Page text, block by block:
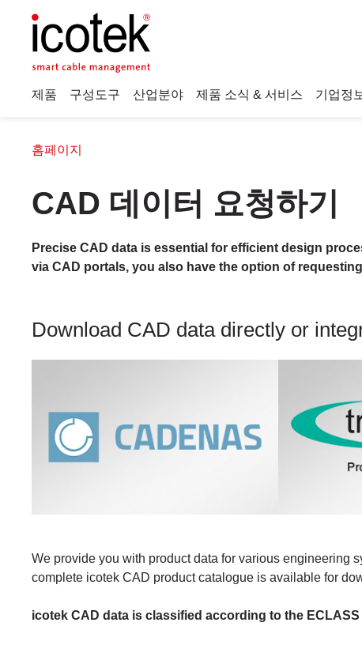
제품 구성도구 산업분야 제품 소식 & 서비스 기업정
홈페이지
CAD 데이터 요청하기
Precise CAD data is essential for efficient design
via CAD portals, you also have the option of
Download CAD data directly or
We provide you with product data for various engineering
complete icotek CAD product catalogue is available for
icotek CAD data is classified according to the ECLASS